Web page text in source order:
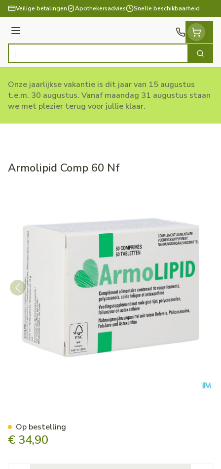
Ga naar de inhoud
Veilige betalingen Apothekersadvies Snelle beschikbaarheid
Menu
Product, merk, categorie... Zoek
Onze jaarlijkse vakantie is dit jaar van 15 augustus
t.e.m. 30 augustus. Vanaf maandag 31 augustus staan
we met plezier terug voor jullie klaar.
Armolipid Comp 60 Nf
€ 34,90
Op bestelling